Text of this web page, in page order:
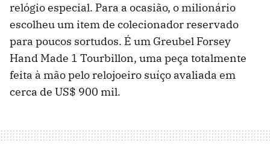
relógio especial. Para a ocasião, o milionário
escolheu um item de colecionador reservado
para poucos sortudos. É um Greubel Forsey
Hand Made 1 Tourbillon, uma peça totalmente
feita à mão pelo relojoeiro suíço avaliada em
cerca de US$ 900 mil.